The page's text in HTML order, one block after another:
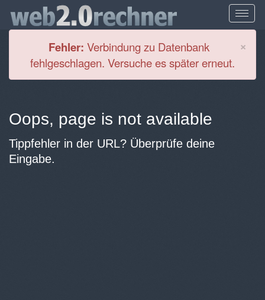
×
Fehler: Verbindung zu Datenbank
fehlgeschlagen. Versuche es später erneut.
Oops, page is not available
Tippfehler in der URL? Überprüfe deine
Eingabe.